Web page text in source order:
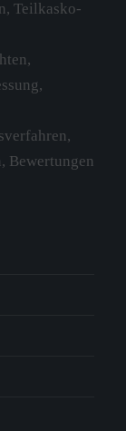
magnis
Teilkasko-
Bewertungen